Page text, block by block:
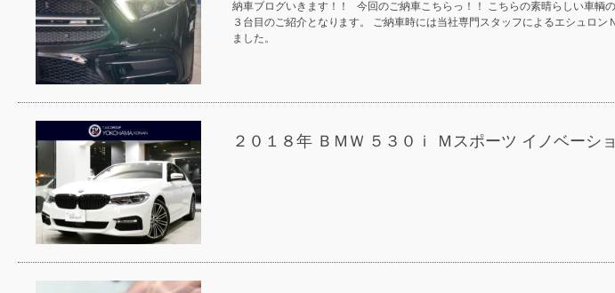
納車ブログいきます！！ 今回のご納車こちらっ！！ こちらの素晴らしい車輌
３台目のご紹介となります。 ご納車時には当社専門スタッフによるエシュロ
ました。
２０１８年 ＢＭＷ ５３０ｉ Ｍスポーツ イノベー